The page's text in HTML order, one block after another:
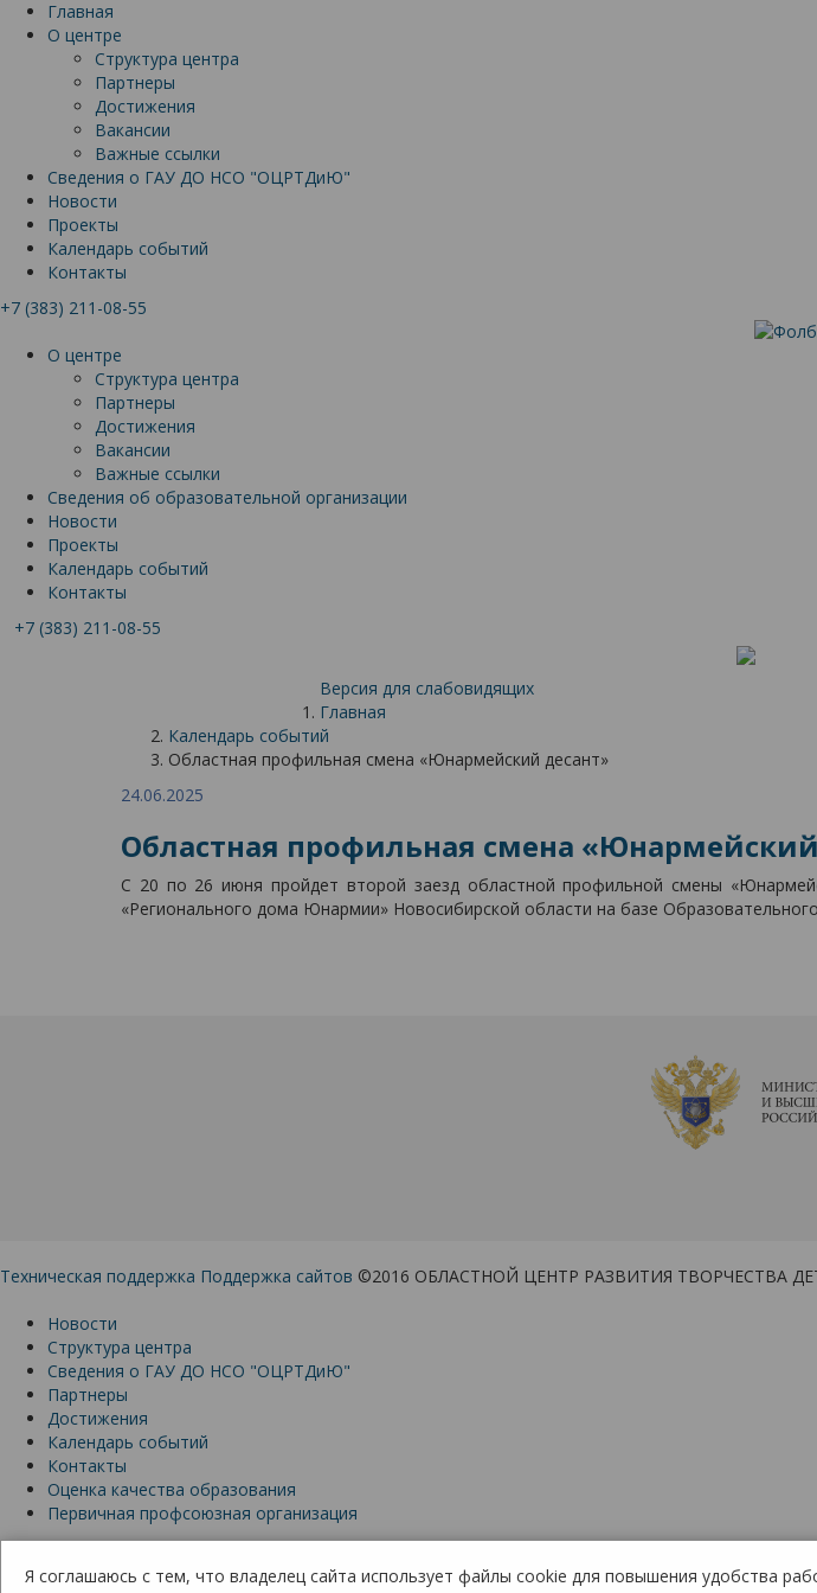
Я соглашаюсь с тем, что владелец сайта использует файлы cookie для повышения удобства
Главная
О центре
Структура центра
Партнеры
Достижения
Вакансии
Важные ссылки
Сведения о ГАУ ДО НСО "ОЦРТДиЮ"
Новости
Проекты
Календарь событий
Контакты
+7 (383) 211-08-55
О центре
Структура центра
Партнеры
Достижения
Вакансии
Важные ссылки
Сведения об образовательной организации
Новости
Проекты
Календарь событий
Контакты
+7 (383) 211-08-55
Версия для слабовидящих
Главная
Календарь событий
Областная профильная смена «Юнармейский десант»
24.06.2025
Областная профильная смена
С 20 по 26 июня пройдет второй заезд областной профильной смены
«Регионального дома Юнармии» Новосибирской области на базе
Техническая поддержка Поддержка сайтов ©2016 ОБЛАСТНОЙ ЦЕНТР РАЗВИТИЯ ТВОРЧЕСТВА
Новости
Структура центра
Сведения о ГАУ ДО НСО "ОЦРТДиЮ"
Партнеры
Достижения
Календарь событий
Контакты
Оценка качества образования
Первичная профсоюзная организация
630091, Россия, Новосибирская область, Новосибирск,
ул. Крылова 28